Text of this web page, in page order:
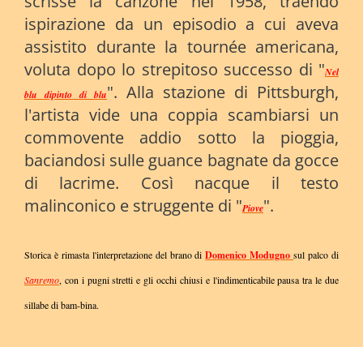
ispirazione da un episodio a cui aveva
assistito durante la tournée americana,
voluta dopo lo strepitoso successo di "Nel
blu dipinto di blu". Alla stazione di Pittsburgh,
l'artista vide una coppia scambiarsi un
commovente addio sotto la pioggia,
baciandosi sulle guance bagnate da gocce
di lacrime. Così nacque il testo
malinconico e struggente di "Piove".
Storica è rimasta l'interpretazione del brano diDomenico Modugnosul palco di
Sanremo, con i pugni stretti e gli occhi chiusi e l'indimenticabile pausa tra le due
sillabe di bam-bina.